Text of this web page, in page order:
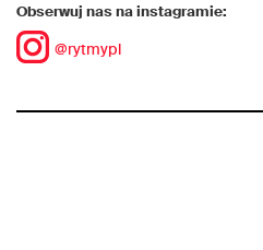
Obserwuj nas na instagramie:
@rytmypl